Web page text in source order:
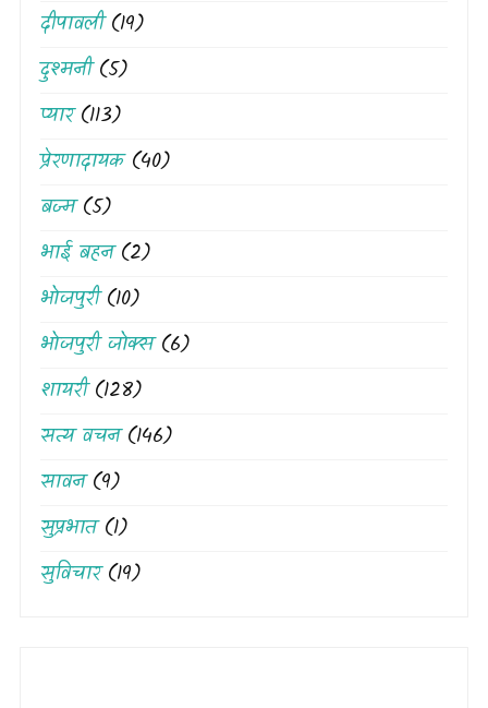
दीपावली(19)
दुश्मनी(5)
प्यार(113)
प्रेरणादायक(40)
बज्म(5)
भाई बहन(2)
भोजपुरी(10)
भोजपुरी जोक्स(6)
शायरी(128)
सत्य वचन(146)
सावन(9)
सुप्रभात(1)
सुविचार(19)